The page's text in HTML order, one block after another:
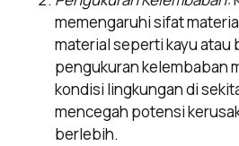
memengaruhi sifat
material seperti kayu atau
pengukuran kelembaban
kondisi lingkungan di
mencegah potensi
berlebih.